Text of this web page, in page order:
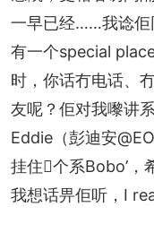
一早已经……我谂佢
有一个special
时，你话冇电话、
友呢？佢对我嚟讲
Eddie（彭迪安
挂住𠮶个系Bobo’
我想话畀佢听，I